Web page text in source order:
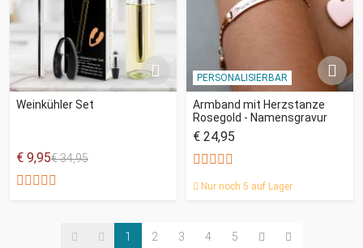
Weinkühler Set
€ 9,95€ 34,95
PERSONALISIERBAR
Armband mit Herzstanze
Rosegold - Namensgravur
€ 24,95
Nur noch 5 auf Lager
1 2 3 4 5